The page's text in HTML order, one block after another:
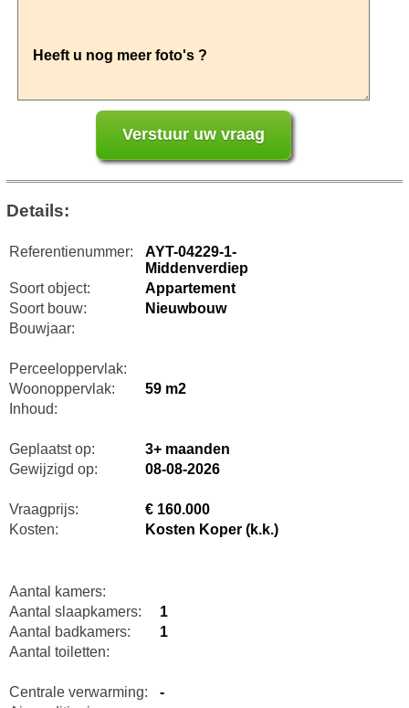
Details:
Referentienummer:
AYT-04229-1-
Middenverdiep
Soort object:
Appartement
Soort bouw:
Nieuwbouw
Bouwjaar:
Perceeloppervlak:
Woonoppervlak:
59 m2
Inhoud:
Geplaatst op:
3+ maanden
Gewijzigd op:
08-08-2026
Vraagprijs:
€ 160.000
Kosten:
Kosten Koper (k.k.)
Aantal kamers:
Aantal slaapkamers:
1
Aantal badkamers:
1
Aantal toiletten:
Centrale verwarming:
-